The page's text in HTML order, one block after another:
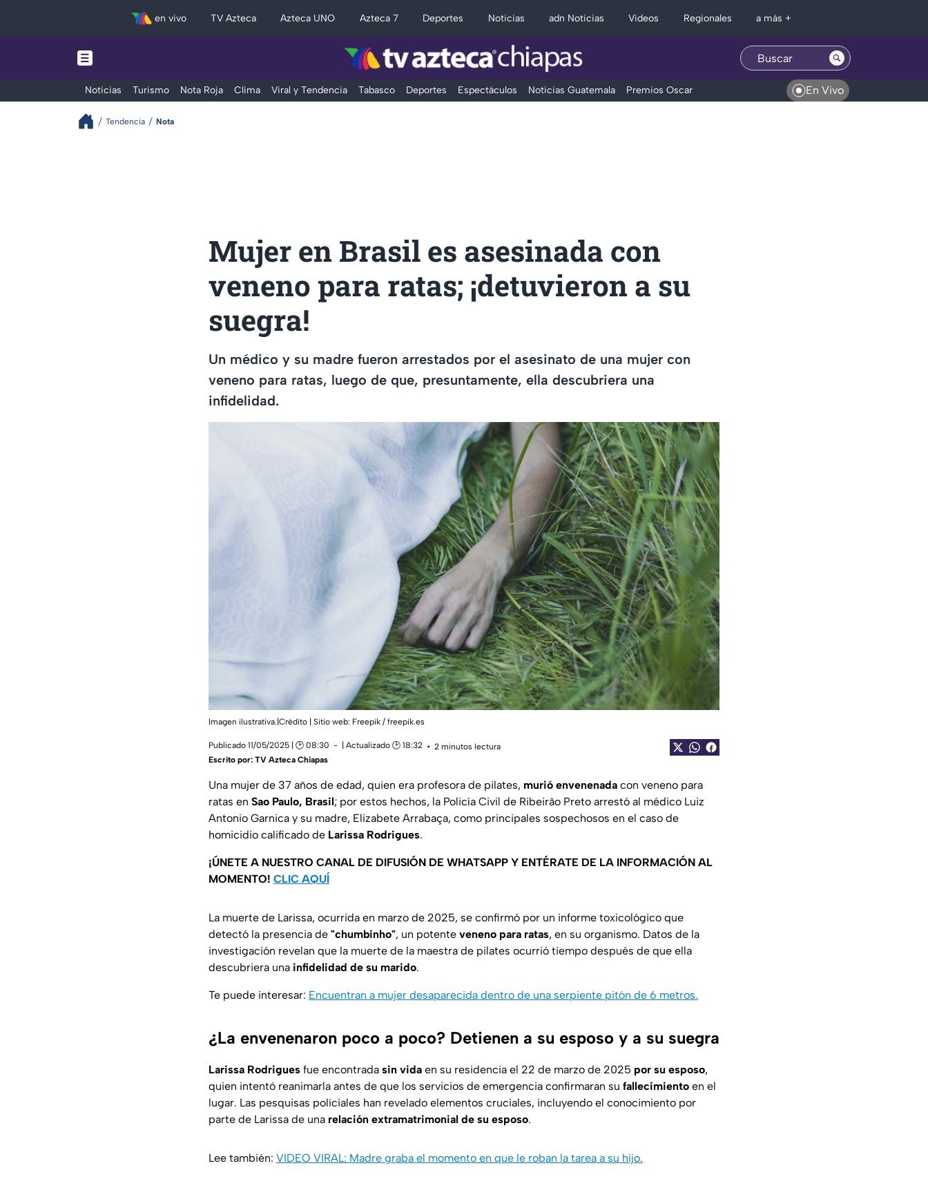
en vivo TV Azteca Azteca UNO Azteca 7 Deportes Noticias adn Noticias Videos Regionales a más +
Noticias Turismo Nota Roja Clima Viral y Tendencia Tabasco Deportes Espectáculos Noticias Guatemala Premios Oscar En Vivo
Tendencia Nota
Mujer en Brasil es asesinada con
veneno para ratas; ¡detuvieron a su
suegra!
Un médico y su madre fueron arrestados por el asesinato de una mujer con
veneno para ratas, luego de que, presuntamente, ella descubriera una
infidelidad.
Imagen ilustrativa.|Crédito | Sitio web: Freepik / freepik.es
Publicado 11/05/2025 | 🕑 08:30 | Actualizado 🕑 18:32
2 minutos lectura
Escrito por: TV Azteca Chiapas
Una mujer de 37 años de edad, quien era profesora de pilates, murió envenenada con veneno para
ratas en Sao Paulo, Brasil; por estos hechos, la Policía Civil de Ribeirão Preto arrestó al médico Luiz
Antonio Garnica y su madre, Elizabete Arrabaça, como principales sospechosos en el caso de
homicidio calificado de Larissa Rodrigues.
¡ÚNETE A NUESTRO CANAL DE DIFUSIÓN DE WHATSAPP Y ENTÉRATE DE LA INFORMACIÓN AL
MOMENTO! CLIC AQUÍ
La muerte de Larissa, ocurrida en marzo de 2025, se confirmó por un informe toxicológico que
detectó la presencia de "chumbinho", un potente veneno para ratas, en su organismo. Datos de la
investigación revelan que la muerte de la maestra de pilates ocurrió tiempo después de que ella
descubriera una infidelidad de su marido.
Te puede interesar: Encuentran a mujer desaparecida dentro de una serpiente pitón de 6 metros.
¿La envenenaron poco a poco? Detienen a su esposo y a su suegra
Larissa Rodrigues fue encontrada sin vida en su residencia el 22 de marzo de 2025 por su esposo,
quien intentó reanimarla antes de que los servicios de emergencia confirmaran su fallecimiento en el
lugar. Las pesquisas policiales han revelado elementos cruciales, incluyendo el conocimiento por
parte de Larissa de una relación extramatrimonial de su esposo.
Lee también: VIDEO VIRAL: Madre graba el momento en que le roban la tarea a su hijo.